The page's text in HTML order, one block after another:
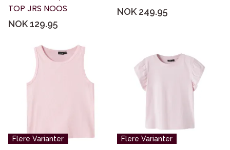
TOP JRS NOOS
NOK 129.95
NOK 249.95
Flere Varianter Flere Varianter